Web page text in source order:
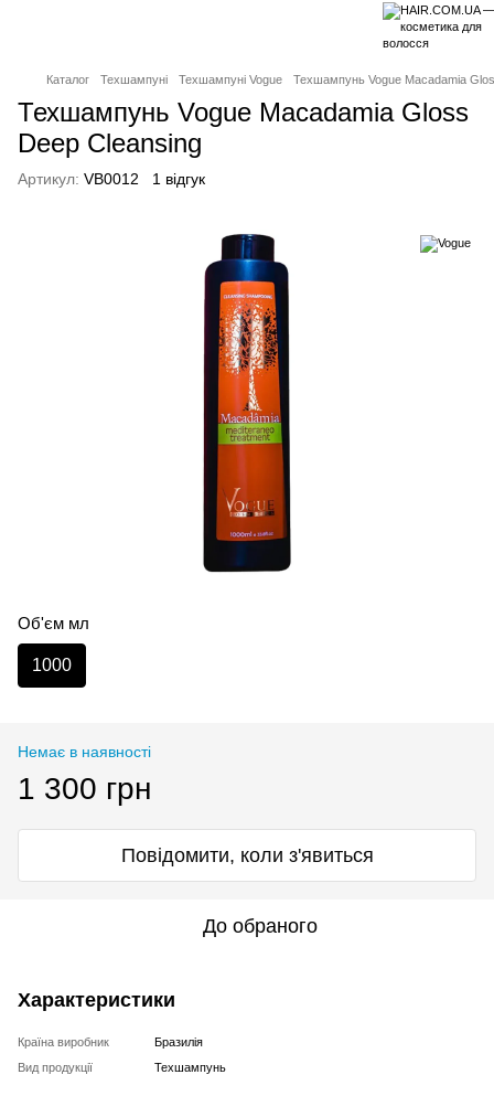
Каталог Техшампуні Техшампуні Vogue Техшампунь Vogue Macadamia
Техшампунь Vogue Macadamia Gloss
Deep Cleansing
Артикул: VB0012 1 відгук
Об'єм мл
1000
Немає в наявності
1 300 грн
Повідомити, коли з'явиться
До обраного
Характеристики
Країна виробник
Бразилія
Вид продукції
Техшампунь